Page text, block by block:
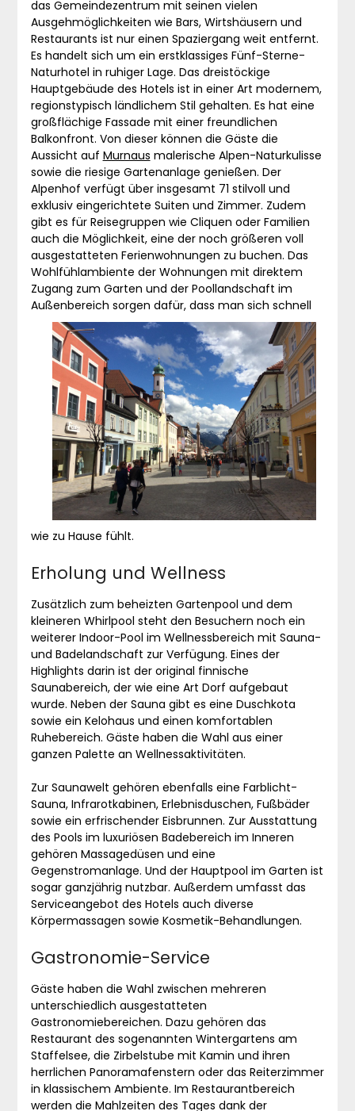
das Gemeindezentrum mit seinen vielen
Ausgehmöglichkeiten wie Bars, Wirtshäusern und
Restaurants ist nur einen Spaziergang weit entfernt.
Es handelt sich um ein erstklassiges Fünf-Sterne-
Naturhotel in ruhiger Lage. Das dreistöckige
Hauptgebäude des Hotels ist in einer Art modernem,
regionstypisch ländlichem Stil gehalten. Es hat eine
großflächige Fassade mit einer freundlichen
Balkonfront. Von dieser können die Gäste die
Aussicht auf Murnaus malerische Alpen-Naturkulisse
sowie die riesige Gartenanlage genießen. Der
Alpenhof verfügt über insgesamt 71 stilvoll und
exklusiv eingerichtete Suiten und Zimmer. Zudem
gibt es für Reisegruppen wie Cliquen oder Familien
auch die Möglichkeit, eine der noch größeren voll
ausgestatteten Ferienwohnungen zu buchen. Das
Wohlfühlambiente der Wohnungen mit direktem
Zugang zum Garten und der Poollandschaft im
Außenbereich sorgen dafür, dass man sich schnell
wie zu Hause fühlt.
Erholung und Wellness
Zusätzlich zum beheizten Gartenpool und dem
kleineren Whirlpool steht den Besuchern noch ein
weiterer Indoor-Pool im Wellnessbereich mit Sauna-
und Badelandschaft zur Verfügung. Eines der
Highlights darin ist der original finnische
Saunabereich, der wie eine Art Dorf aufgebaut
wurde. Neben der Sauna gibt es eine Duschkota
sowie ein Kelohaus und einen komfortablen
Ruhebereich. Gäste haben die Wahl aus einer
ganzen Palette an Wellnessaktivitäten.
Zur Saunawelt gehören ebenfalls eine Farblicht-
Sauna, Infrarotkabinen, Erlebnisduschen, Fußbäder
sowie ein erfrischender Eisbrunnen. Zur Ausstattung
des Pools im luxuriösen Badebereich im Inneren
gehören Massagedüsen und eine
Gegenstromanlage. Und der Hauptpool im Garten ist
sogar ganzjährig nutzbar. Außerdem umfasst das
Serviceangebot des Hotels auch diverse
Körpermassagen sowie Kosmetik-Behandlungen.
Gastronomie-Service
Gäste haben die Wahl zwischen mehreren
unterschiedlich ausgestatteten
Gastronomiebereichen. Dazu gehören das
Restaurant des sogenannten Wintergartens am
Staffelsee, die Zirbelstube mit Kamin und ihren
herrlichen Panoramafenstern oder das Reiterzimmer
in klassischem Ambiente. Im Restaurantbereich
werden die Mahlzeiten des Tages dank der